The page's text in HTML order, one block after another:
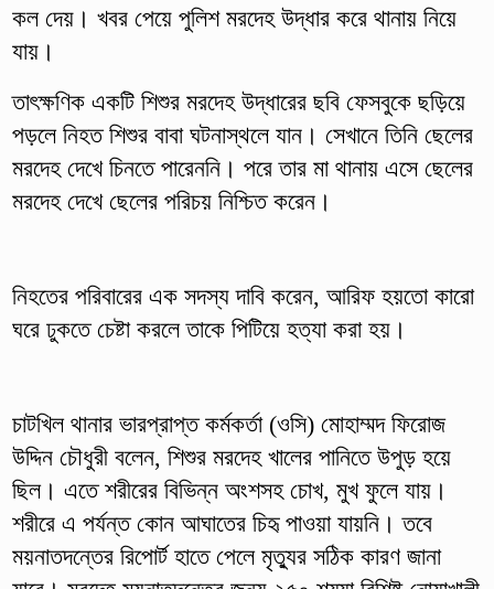
কল দেয়। খবর পেয়ে পুলিশ মরদেহ উদ্ধার করে থানায় নিয়ে
যায়।
তাৎক্ষণিক একটি শিশুর মরদেহ উদ্ধারের ছবি ফেসবুকে ছড়িয়ে
পড়লে নিহত শিশুর বাবা ঘটনাস্থলে যান। সেখানে তিনি ছেলের
মরদেহ দেখে চিনতে পারেননি। পরে তার মা থানায় এসে ছেলের
মরদেহ দেখে ছেলের পরিচয় নিশ্চিত করেন।
নিহতের পরিবারের এক সদস্য দাবি করেন, আরিফ হয়তো কারো
ঘরে ঢুকতে চেষ্টা করলে তাকে পিটিয়ে হত্যা করা হয়।
চাটখিল থানার ভারপ্রাপ্ত কর্মকর্তা (ওসি) মোহাম্মদ ফিরোজ
উদ্দিন চৌধুরী বলেন, শিশুর মরদেহ খালের পানিতে উপুড় হয়ে
ছিল। এতে শরীরের বিভিন্ন অংশসহ চোখ, মুখ ফুলে যায়।
শরীরে এ পর্যন্ত কোন আঘাতের চিহৃ পাওয়া যায়নি। তবে
ময়নাতদন্তের রিপোর্ট হাতে পেলে মৃত্যুর সঠিক কারণ জানা